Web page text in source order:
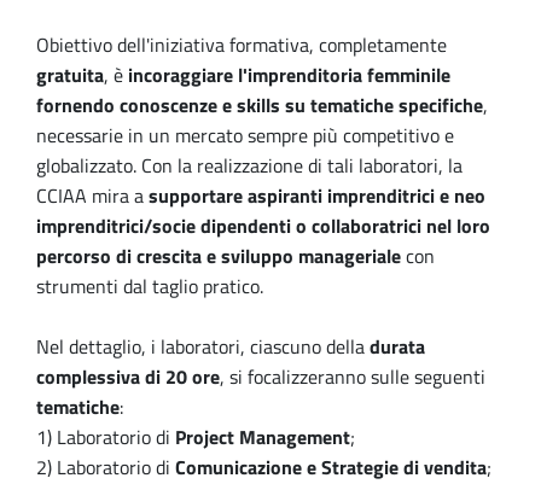
Obiettivo dell'iniziativa formativa, completamente
gratuita, è incoraggiare l'imprenditoria femminile
fornendo conoscenze e skills su tematiche specifiche,
necessarie in un mercato sempre più competitivo e
globalizzato. Con la realizzazione di tali laboratori, la
CCIAA mira asupportare aspiranti imprenditrici e neo
imprenditrici/socie dipendenti o collaboratrici nel loro
percorso di crescita e sviluppo managerialecon
strumenti dal taglio pratico.
Nel dettaglio, i laboratori, ciascuno delladurata
complessiva di 20 ore, si focalizzeranno sulle seguenti
tematiche:
1) Laboratorio di Project Management;
2) Laboratorio di Comunicazione e Strategie di vendita;